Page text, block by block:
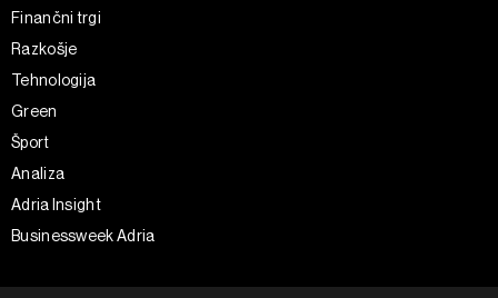
Finančni trgi
Razkošje
Tehnologija
Green
Šport
Analiza
Adria Insight
Businessweek Adria